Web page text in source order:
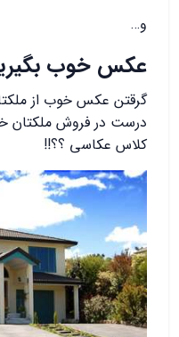
و…
عکس خوب
گرقتن عکس خوب از
درست در فروش ملکتان
کلاس عکاسی ؟؟!!